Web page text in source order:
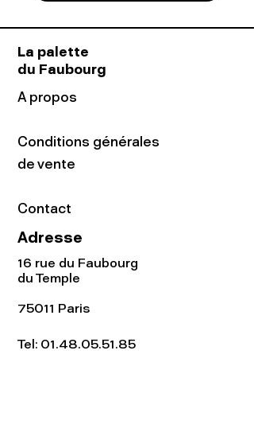
La palette
du Faubourg
A propos
Conditions générales
de vente
Contact
Adresse
16 rue du Faubourg
du Temple
75011 Paris
Tel: 01.48.05.51.85